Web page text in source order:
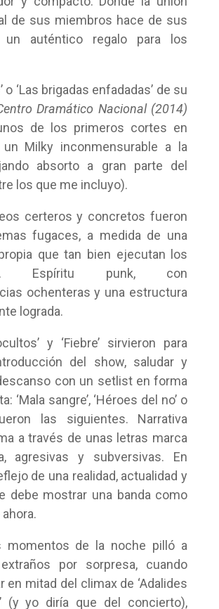
de sus miembros hace de sus
un auténtico regalo para los
o ‘Las brigadas enfadadas’ de su
Dramático Nacional (2014)
de los primeros cortes en
un Milky inconmensurable a la
absorto a gran parte del
los que me incluyo).
certeros y concretos fueron
fugaces, a medida de una
que tan bien ejecutan los
Espíritu punk, con
ochenteras y una estructura
lograda.
y ‘Fiebre’ sirvieron para
del show, saludar y
con un setlist en forma
‘Mala sangre’, ‘Héroes del no’ o
las siguientes. Narrativa
a través de unas letras marca
agresivas y subversivas. En
de una realidad, actualidad y
debe mostrar una banda como
momentos de la noche pilló a
por sorpresa, cuando
en mitad del climax de ‘Adalides
(y yo diría que del concierto),